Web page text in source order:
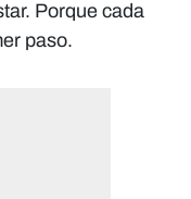
Porque cada
paso.